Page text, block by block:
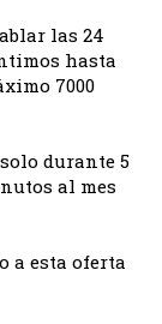
las 24
hasta
7000
durante 5
al mes
a esta oferta